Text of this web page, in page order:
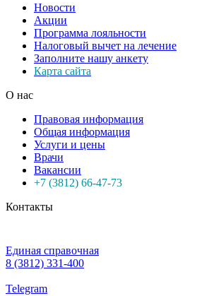
Новости
Акции
Программа лояльности
Налоговый вычет на лечение
Заполните нашу анкету
Карта сайта
О нас
Правовая информация
Общая информация
Услуги и цены
Врачи
Вакансии
+7 (3812) 66-47-73
Контакты
Единая справочная
8 (3812) 331-400
Telegram